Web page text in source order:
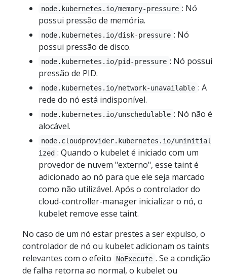
node.kubernetes.io/memory-pressure : Nó
possui pressão de memória.
node.kubernetes.io/disk-pressure : Nó
possui pressão de disco.
node.kubernetes.io/pid-pressure : Nó possui
pressão de PID.
node.kubernetes.io/network-unavailable : A
rede do nó está indisponível.
node.kubernetes.io/unschedulable : Nó não é
alocável.
node.cloudprovider.kubernetes.io/uninitial
ized : Quando o kubelet é iniciado com um
provedor de nuvem "externo", esse taint é
adicionado ao nó para que ele seja marcado
como não utilizável. Após o controlador do
cloud-controller-manager inicializar o nó, o
kubelet remove esse taint.
No caso de um nó estar prestes a ser expulso, o
controlador de nó ou kubelet adicionam os taints
relevantes com o efeito
NoExecute . Se a condição
de falha retorna ao normal, o kubelet ou